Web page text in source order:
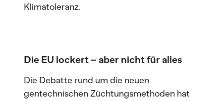
Klimatoleranz.
Die EU lockert – aber nicht für alles
Die Debatte rund um die neuen
gentechnischen Züchtungsmethoden hat